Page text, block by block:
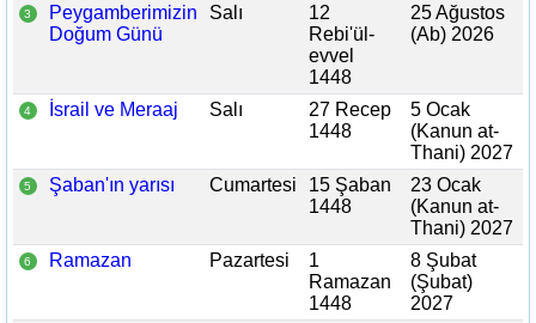
3
Peygamberimizin
Doğum Günü
Salı
12
Rebi'ül-
evvel
1448
25 Ağustos
(Ab) 2026
4 İsrail ve Meraaj Salı
27 Recep
1448
5 Ocak
(Kanun at-
Thani) 2027
5 Şaban'ın yarısı Cumartesi
15 Şaban
1448
23 Ocak
(Kanun at-
Thani) 2027
6 Ramazan Pazartesi
1
Ramazan
1448
8 Şubat
(Şubat)
2027